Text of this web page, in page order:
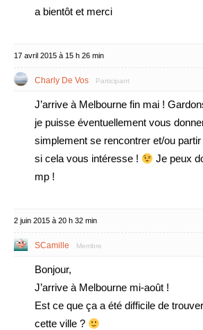
a bientôt et merci
17 avril 2015 à 15 h 26 min
Charly De Vos Participant
J’arrive à Melbourne fin mai !
je puisse éventuellement vous
simplement se rencontrer et/ou
si cela vous intéresse !
Je peux
mp !
2 juin 2015 à 20 h 32 min
SCamille Membre
Bonjour,
J’arrive à Melbourne mi-août !
Est ce que ça a été difficile de
cette ville ?